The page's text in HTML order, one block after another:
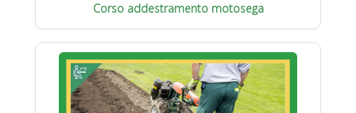
Corso addestramento motosega